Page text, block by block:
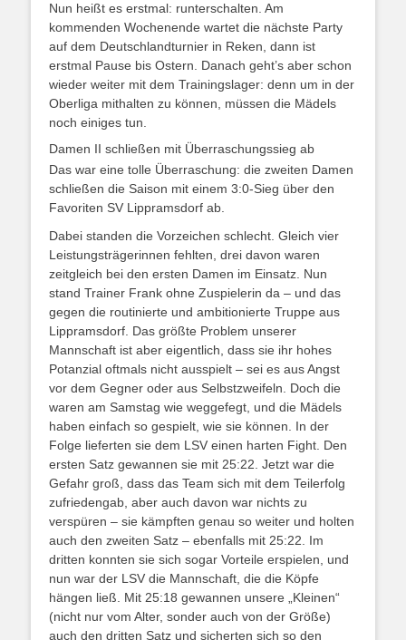
Nun heißt es erstmal: runterschalten. Am
kommenden Wochenende wartet die nächste Party
auf dem Deutschlandturnier in Reken, dann ist
erstmal Pause bis Ostern. Danach geht’s aber schon
wieder weiter mit dem Trainingslager: denn um in der
Oberliga mithalten zu können, müssen die Mädels
noch einiges tun.
Damen II schließen mit Überraschungssieg ab
Das war eine tolle Überraschung: die zweiten Damen
schließen die Saison mit einem 3:0-Sieg über den
Favoriten SV Lippramsdorf ab.
Dabei standen die Vorzeichen schlecht. Gleich vier
Leistungsträgerinnen fehlten, drei davon waren
zeitgleich bei den ersten Damen im Einsatz. Nun
stand Trainer Frank ohne Zuspielerin da – und das
gegen die routinierte und ambitionierte Truppe aus
Lippramsdorf. Das größte Problem unserer
Mannschaft ist aber eigentlich, dass sie ihr hohes
Potanzial oftmals nicht ausspielt – sei es aus Angst
vor dem Gegner oder aus Selbstzweifeln. Doch die
waren am Samstag wie weggefegt, und die Mädels
haben einfach so gespielt, wie sie können. In der
Folge lieferten sie dem LSV einen harten Fight. Den
ersten Satz gewannen sie mit 25:22. Jetzt war die
Gefahr groß, dass das Team sich mit dem Teilerfolg
zufriedengab, aber auch davon war nichts zu
verspüren – sie kämpften genau so weiter und holten
auch den zweiten Satz – ebenfalls mit 25:22. Im
dritten konnten sie sich sogar Vorteile erspielen, und
nun war der LSV die Mannschaft, die die Köpfe
hängen ließ. Mit 25:18 gewannen unsere „Kleinen“
(nicht nur vom Alter, sonder auch von der Größe)
auch den dritten Satz und sicherten sich so den